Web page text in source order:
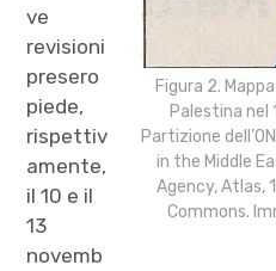
Figura 2.
Palestina nel
Partizione
in the Middle
Agency, Atlas,
Commons.
ve
revisioni
presero
piede,
rispettiv
amente,
il 10 e il
13
novemb